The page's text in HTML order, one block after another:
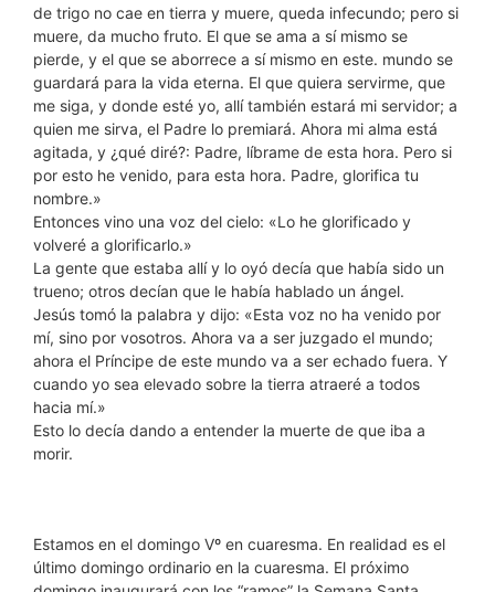
de trigo no cae en tierra y muere, queda infecundo; pero si
muere, da mucho fruto. El que se ama a sí mismo se
pierde, y el que se aborrece a sí mismo en este. mundo se
guardará para la vida eterna. El que quiera servirme, que
me siga, y donde esté yo, allí también estará mi servidor; a
quien me sirva, el Padre lo premiará. Ahora mi alma está
agitada, y ¿qué diré?: Padre, líbrame de esta hora. Pero si
por esto he venido, para esta hora. Padre, glorifica tu
nombre.»
Entonces vino una voz del cielo: «Lo he glorificado y
volveré a glorificarlo.»
La gente que estaba allí y lo oyó decía que había sido un
trueno; otros decían que le había hablado un ángel.
Jesús tomó la palabra y dijo: «Esta voz no ha venido por
mí, sino por vosotros. Ahora va a ser juzgado el mundo;
ahora el Príncipe de este mundo va a ser echado fuera. Y
cuando yo sea elevado sobre la tierra atraeré a todos
hacia mí.»
Esto lo decía dando a entender la muerte de que iba a
morir.
Estamos en el domingo Vº en cuaresma. En realidad es el
último domingo ordinario en la cuaresma. El próximo